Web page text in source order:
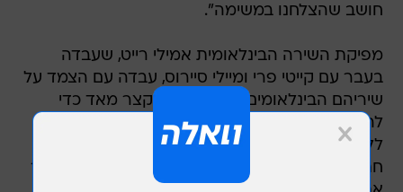
חושב שהצלחנו במשימה".
מפיקת השירה הבינלאומית אמילי רייט, שעבדה
בעבר עם קייטי פרי ומיילי סיירוס, עבדה עם הצמד על
שיריהם הבינלאומים. "לקח לי זמן קצר מאד כדי
להבין שאני עובדת עם כוכבי רוק. הם לא מסוגלים
ללכת ברחוב מבלי שמישהו קופץ עליהם ומבקש
חתימה. הייתי הולכת ליד חוף הים ושומעת מכל עבר